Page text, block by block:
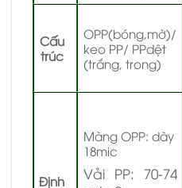
Cấu
trúc
OPP(bóng,mờ)/
keo PP/ PPdệt
(trắng, trong)
Định
Màng OPP: dày
18mic
Vải PP: 70-74